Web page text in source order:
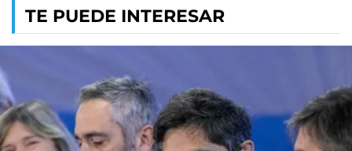
TE PUEDE INTERESAR